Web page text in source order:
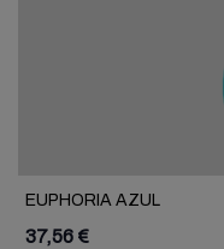
EUPHORIA AZUL
37,56 €